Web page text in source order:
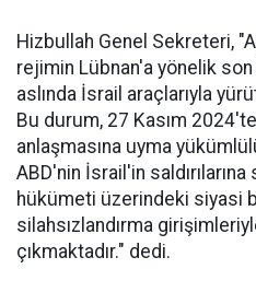
Hizbullah Genel Sekreteri,
rejimin Lübnan'a yönelik son
aslında İsrail araçlarıyla
Bu durum, 27 Kasım
anlaşmasına uyma
ABD'nin İsrail'in
hükümeti üzerindeki siyasi
silahsızlandırma
çıkmaktadır." dedi.